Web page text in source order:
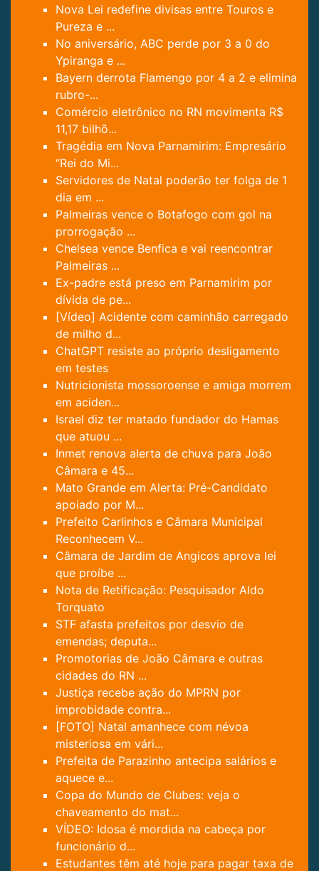
Nova Lei redefine divisas entre Touros e
Pureza e ...
No aniversário, ABC perde por 3 a 0 do
Ypiranga e ...
Bayern derrota Flamengo por 4 a 2 e elimina
rubro-...
Comércio eletrônico no RN movimenta R$
11,17 bilhõ...
Tragédia em Nova Parnamirim: Empresário
“Rei do Mi...
Servidores de Natal poderão ter folga de 1
dia em ...
Palmeiras vence o Botafogo com gol na
prorrogação ...
Chelsea vence Benfica e vai reencontrar
Palmeiras ...
Ex-padre está preso em Parnamirim por
dívida de pe...
[Vídeo] Acidente com caminhão carregado
de milho d...
ChatGPT resiste ao próprio desligamento
em testes
Nutricionista mossoroense e amiga morrem
em aciden...
Israel diz ter matado fundador do Hamas
que atuou ...
Inmet renova alerta de chuva para João
Câmara e 45...
Mato Grande em Alerta: Pré-Candidato
apoiado por M...
Prefeito Carlinhos e Câmara Municipal
Reconhecem V...
Câmara de Jardim de Angicos aprova lei
que proíbe ...
Nota de Retificação: Pesquisador Aldo
Torquato
STF afasta prefeitos por desvio de
emendas; deputa...
Promotorias de João Câmara e outras
cidades do RN ...
Justiça recebe ação do MPRN por
improbidade contra...
[FOTO] Natal amanhece com névoa
misteriosa em vári...
Prefeita de Parazinho antecipa salários e
aquece e...
Copa do Mundo de Clubes: veja o
chaveamento do mat...
VÍDEO: Idosa é mordida na cabeça por
funcionário d...
Estudantes têm até hoje para pagar taxa de